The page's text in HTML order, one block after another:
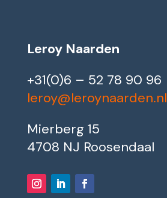
Leroy Naarden
+31(0)6 – 52 78 90 96
leroy@leroynaarden.nl
Mierberg 15
4708 NJ Roosendaal